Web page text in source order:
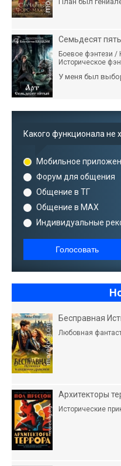
Семьдесят
Боевое фэнтези
Историческое
У меня был
Какого функционала не
Мобильное
Форум для общения
Общение в ТГ
Общение в MAX
Индивидуальные
Голосовать
Бесправная
Любовная
Архитекторы
Исторические